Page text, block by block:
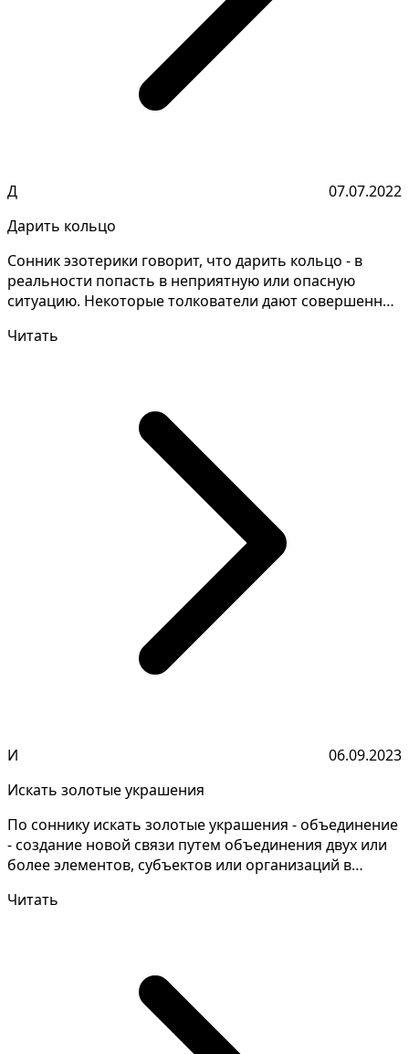
Д
07.07.2022
Дарить кольцо
Сонник эзотерики говорит, что дарить кольцо - в
реальности попасть в неприятную или опасную
ситуацию. Некоторые толкователи дают совершенно
Читать
И
06.09.2023
Искать золотые украшения
По соннику искать золотые украшения - объединение
- создание новой связи путем объединения двух или
более элементов, субъектов или организаций в
Читать